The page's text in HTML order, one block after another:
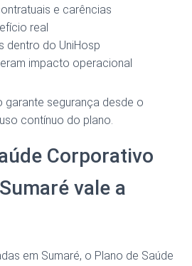
e carências
real
dentro do UniHosp
impacto operacional
garante segurança desde o
contínuo do plano.
Corporativo
vale a
em Sumaré, o Plano de Saúde